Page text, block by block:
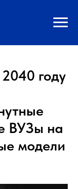
году
ВУЗы на
модели